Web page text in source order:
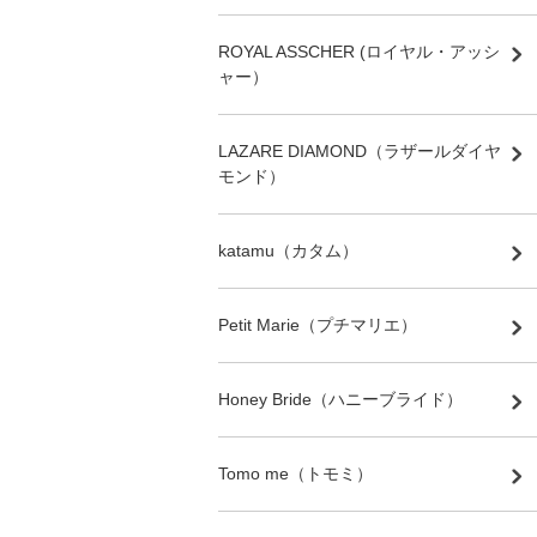
ROYAL ASSCHER (ロイヤル・アッシ
ャー）
LAZARE DIAMOND（ラザールダイヤ
モンド）
katamu（カタム）
Petit Marie（プチマリエ）
Honey Bride（ハニーブライド）
Tomo me（トモミ）